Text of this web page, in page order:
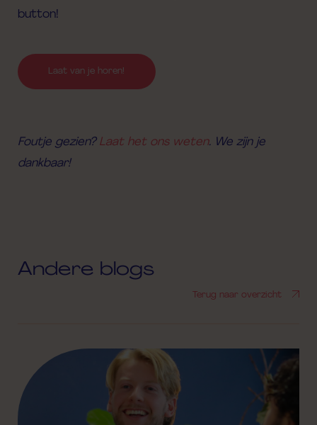
button!
Laat van je horen!
Foutje gezien? Laat het ons weten. We zijn je
dankbaar!
Andere blogs
Terug naar overzicht